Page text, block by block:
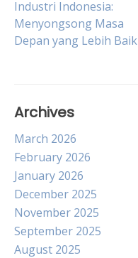
navigation
Industri Indonesia:
Menyongsong Masa
Depan yang Lebih Baik
Archives
March 2026
February 2026
January 2026
December 2025
November 2025
September 2025
August 2025